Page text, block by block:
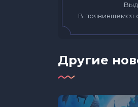
В появившемся
Другие